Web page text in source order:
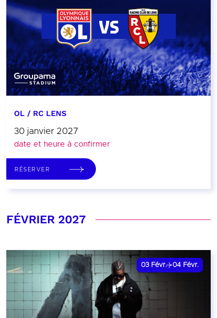
OL / RC LENS
30 janvier 2027
date et heure à confirmer
RÉSERVER
FÉVRIER 2027
03 Févr. 04 Févr.